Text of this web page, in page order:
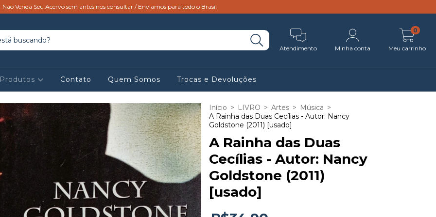
Não Venda Seu Acervo sem antes nos consultar / Enviamos para todo o Brasil
Atendimento Minha conta Meu carrinho
0
Produtos Contato Quem Somos Trocas e Devoluções
Início > LIVRO > Artes > Música >
A Rainha das Duas Cecílias - Autor: Nancy
Goldstone (2011) [usado]
A Rainha das Duas
Cecílias - Autor: Nancy
Goldstone (2011)
[usado]